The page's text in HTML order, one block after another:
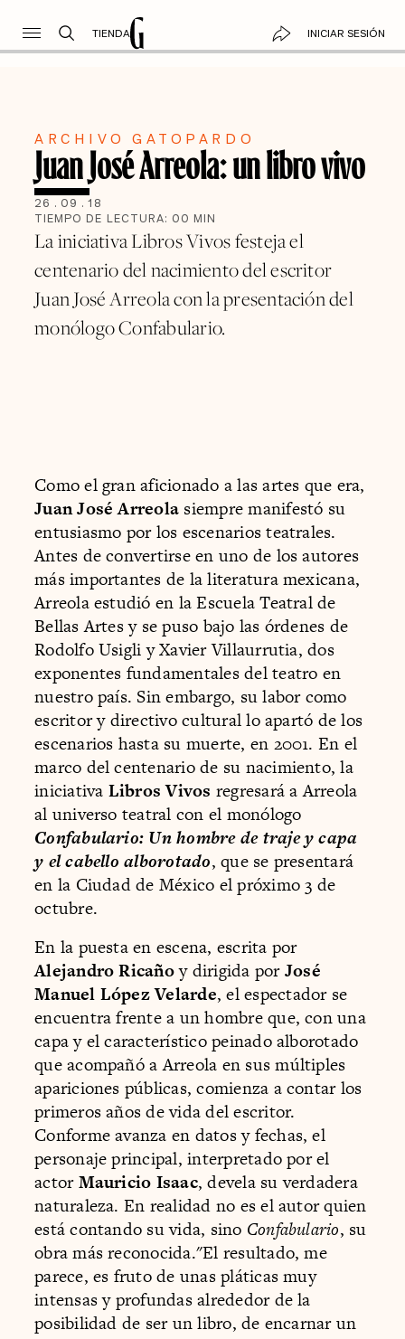
TIENDA INICIAR SESIÓN
ARCHIVO GATOPARDO
Juan José Arreola: un libro vivo
26 . 09 . 18
TIEMPO DE LECTURA: 00 MIN
La iniciativa Libros Vivos festeja el
centenario del nacimiento del escritor
Juan José Arreola con la presentación del
monólogo Confabulario.
Como el gran aficionado a las artes que era,
Juan José Arreola siempre manifestó su
entusiasmo por los escenarios teatrales.
Antes de convertirse en uno de los autores
más importantes de la literatura mexicana,
Arreola estudió en la Escuela Teatral de
Bellas Artes y se puso bajo las órdenes de
Rodolfo Usigli y Xavier Villaurrutia, dos
exponentes fundamentales del teatro en
nuestro país. Sin embargo, su labor como
escritor y directivo cultural lo apartó de los
escenarios hasta su muerte, en 2001. En el
marco del centenario de su nacimiento, la
iniciativa Libros Vivos regresará a Arreola
al universo teatral con el monólogo
Confabulario: Un hombre de traje y capa
y el cabello alborotado, que se presentará
en la Ciudad de México el próximo 3 de
octubre.
En la puesta en escena, escrita por
Alejandro Ricañoy dirigida porJosé
Manuel López Velarde, el espectador se
encuentra frente a un hombre que, con una
capa y el característico peinado alborotado
que acompañó a Arreola en sus múltiples
apariciones públicas, comienza a contar los
primeros años de vida del escritor.
Conforme avanza en datos y fechas, el
personaje principal, interpretado por el
actorMauricio Isaac, devela su verdadera
naturaleza. En realidad no es el autor quien
está contando su vida, sino Confabulario, su
obra más reconocida."El resultado, me
parece, es fruto de unas pláticas muy
intensas y profundas alrededor de la
posibilidad de ser un libro, de encarnar un